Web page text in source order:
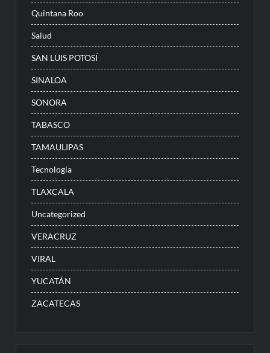
Quintana Roo
Salud
SAN LUIS POTOSÍ
SINALOA
SONORA
TABASCO
TAMAULIPAS
Tecnología
TLAXCALA
Uncategorized
VERACRUZ
VIRAL
YUCATÁN
ZACATECAS